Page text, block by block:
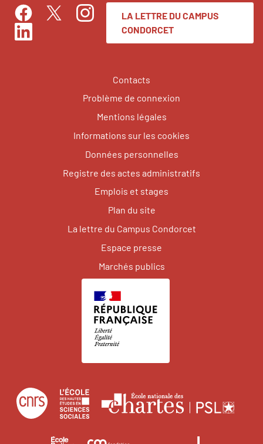
FacebookTwitterInstagram
LinkedIn
LA LETTRE DU CAMPUS
CONDORCET
Contacts
Problème de connexion
Mentions légales
Informations sur les cookies
Données personnelles
Registre des actes administratifs
Emplois et stages
Plan du site
La lettre du Campus Condorcet
Espace presse
Marchés publics
Centre
national
École
des